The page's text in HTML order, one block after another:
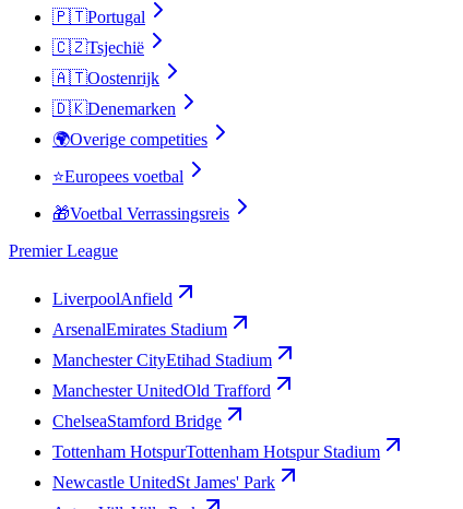
🇵🇹Portugal
🇨🇿Tsjechië
🇦🇹Oostenrijk
🇩🇰Denemarken
🌍Overige competities
⭐Europees voetbal
🎁Voetbal Verrassingsreis
Premier League
LiverpoolAnfield
ArsenalEmirates Stadium
Manchester CityEtihad Stadium
Manchester UnitedOld Trafford
ChelseaStamford Bridge
Tottenham HotspurTottenham Hotspur Stadium
Newcastle UnitedSt James' Park